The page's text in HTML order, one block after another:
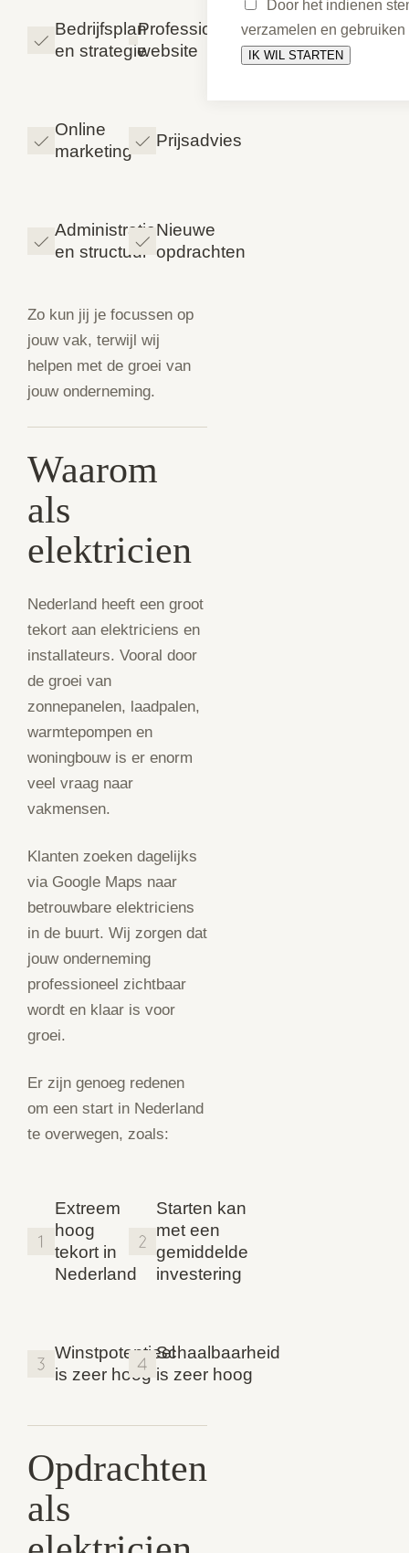
Bedrijfsplan
en strategie
Professionele
website
Online
marketing
Prijsadvies
Administratie
en structuur
Nieuwe
opdrachten
Zo kun jij je focussen op
jouw vak, terwijl wij
helpen met de groei van
jouw onderneming.
Waarom
als
elektricien
Nederland heeft een groot
tekort aan elektriciens en
installateurs. Vooral door
de groei van
zonnepanelen, laadpalen,
warmtepompen en
woningbouw is er enorm
veel vraag naar
vakmensen.
Klanten zoeken dagelijks
via Google Maps naar
betrouwbare elektriciens
in de buurt. Wij zorgen dat
jouw onderneming
professioneel zichtbaar
wordt en klaar is voor
groei.
Er zijn genoeg redenen
om een start in Nederland
te overwegen, zoals:
Extreem
hoog
tekort in
Nederland
Starten kan
met een
gemiddelde
investering
Winstpotentieel
is zeer hoog
Schaalbaarheid
is zeer hoog
Opdrachten
als
Door het indienen
verzamelen en